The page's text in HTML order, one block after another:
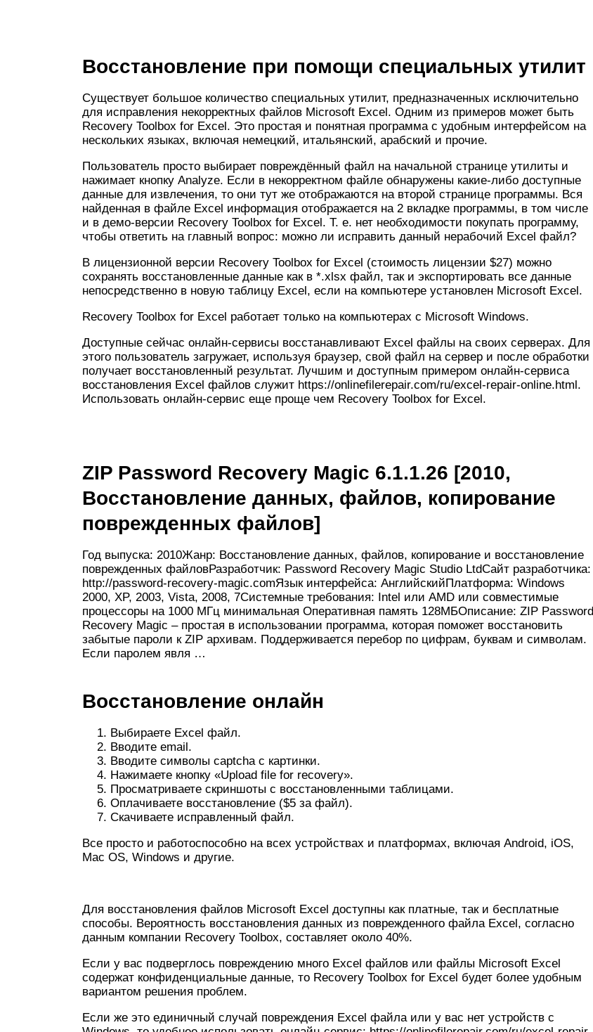
Восстановление при помощи специальных утилит
Существует большое количество специальных утилит, предназначенных исключительно
для исправления некорректных файлов Microsoft Excel. Одним из примеров может быть
Recovery Toolbox for Excel. Это простая и понятная программа с удобным интерфейсом на
нескольких языках, включая немецкий, итальянский, арабский и прочие.
Пользователь просто выбирает повреждённый файл на начальной странице утилиты и
нажимает кнопку Analyze. Если в некорректном файле обнаружены какие-либо доступные
данные для извлечения, то они тут же отображаются на второй странице программы. Вся
найденная в файле Excel информация отображается на 2 вкладке программы, в том числе
и в демо-версии Recovery Toolbox for Excel. Т. е. нет необходимости покупать программу,
чтобы ответить на главный вопрос: можно ли исправить данный нерабочий Excel файл?
В лицензионной версии Recovery Toolbox for Excel (стоимость лицензии $27) можно
сохранять восстановленные данные как в *.xlsx файл, так и экспортировать все данные
непосредственно в новую таблицу Excel, если на компьютере установлен Microsoft Excel.
Recovery Toolbox for Excel работает только на компьютерах с Microsoft Windows.
Доступные сейчас онлайн-сервисы восстанавливают Excel файлы на своих серверах. Для
этого пользователь загружает, используя браузер, свой файл на сервер и после обработки
получает восстановленный результат. Лучшим и доступным примером онлайн-сервиса
восстановления Excel файлов служит https://onlinefilerepair.com/ru/excel-repair-online.html.
Использовать онлайн-сервис еще проще чем Recovery Toolbox for Excel.
ZIP Password Recovery Magic 6.1.1.26 [2010,
Восстановление данных, файлов, копирование
поврежденных файлов]
Год выпуска: 2010Жанр: Восстановление данных, файлов, копирование и восстановление
поврежденных файловРазработчик: Password Recovery Magic Studio LtdСайт разработчика:
http://password-recovery-magic.comЯзык интерфейса: АнглийскийПлатформа: Windows
2000, XP, 2003, Vista, 2008, 7Системные требования: Intel или AMD или совместимые
процессоры на 1000 МГц минимальная Оперативная память 128МБОписание: ZIP Password
Recovery Magic – простая в использовании программа, которая поможет восстановить
забытые пароли к ZIP архивам. Поддерживается перебор по цифрам, буквам и символам.
Если паролем явля …
Восстановление онлайн
Выбираете Excel файл.
Вводите email.
Вводите символы captcha с картинки.
Нажимаете кнопку «Upload file for recovery».
Просматриваете скриншоты с восстановленными таблицами.
Оплачиваете восстановление ($5 за файл).
Скачиваете исправленный файл.
Все просто и работоспособно на всех устройствах и платформах, включая Android, iOS,
Mac OS, Windows и другие.
Для восстановления файлов Microsoft Excel доступны как платные, так и бесплатные
способы. Вероятность восстановления данных из поврежденного файла Excel, согласно
данным компании Recovery Toolbox, составляет около 40%.
Если у вас подверглось повреждению много Excel файлов или файлы Microsoft Excel
содержат конфиденциальные данные, то Recovery Toolbox for Excel будет более удобным
вариантом решения проблем.
Если же это единичный случай повреждения Excel файла или у вас нет устройств с